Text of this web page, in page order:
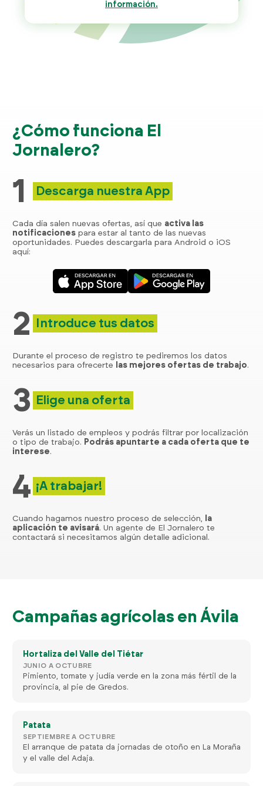
información.
¿Cómo funciona El
Jornalero?
1 Descarga nuestra App
Cada día salen nuevas ofertas, así que activa las
notificaciones para estar al tanto de las nuevas
oportunidades. Puedes descargarla para Android o iOS
aquí:
2 Introduce tus datos
Durante el proceso de registro te pediremos los datos
necesarios para ofrecerte
las mejores ofertas de trabajo.
3 Elige una oferta
Verás un listado de empleos y podrás filtrar por localización
o tipo de trabajo. Podrás apuntarte a cada oferta que te
interese.
4 ¡A trabajar!
Cuando hagamos nuestro proceso de selección,
la
aplicación te avisará. Un agente de El Jornalero te
contactará si necesitamos algún detalle adicional.
Campañas agrícolas en Ávila
Hortaliza del Valle del Tiétar
JUNIO A OCTUBRE
Pimiento, tomate y judía verde en la zona más fértil de la
provincia, al pie de Gredos.
Patata
SEPTIEMBRE A OCTUBRE
El arranque de patata da jornadas de otoño en La Moraña
y el valle del Adaja.